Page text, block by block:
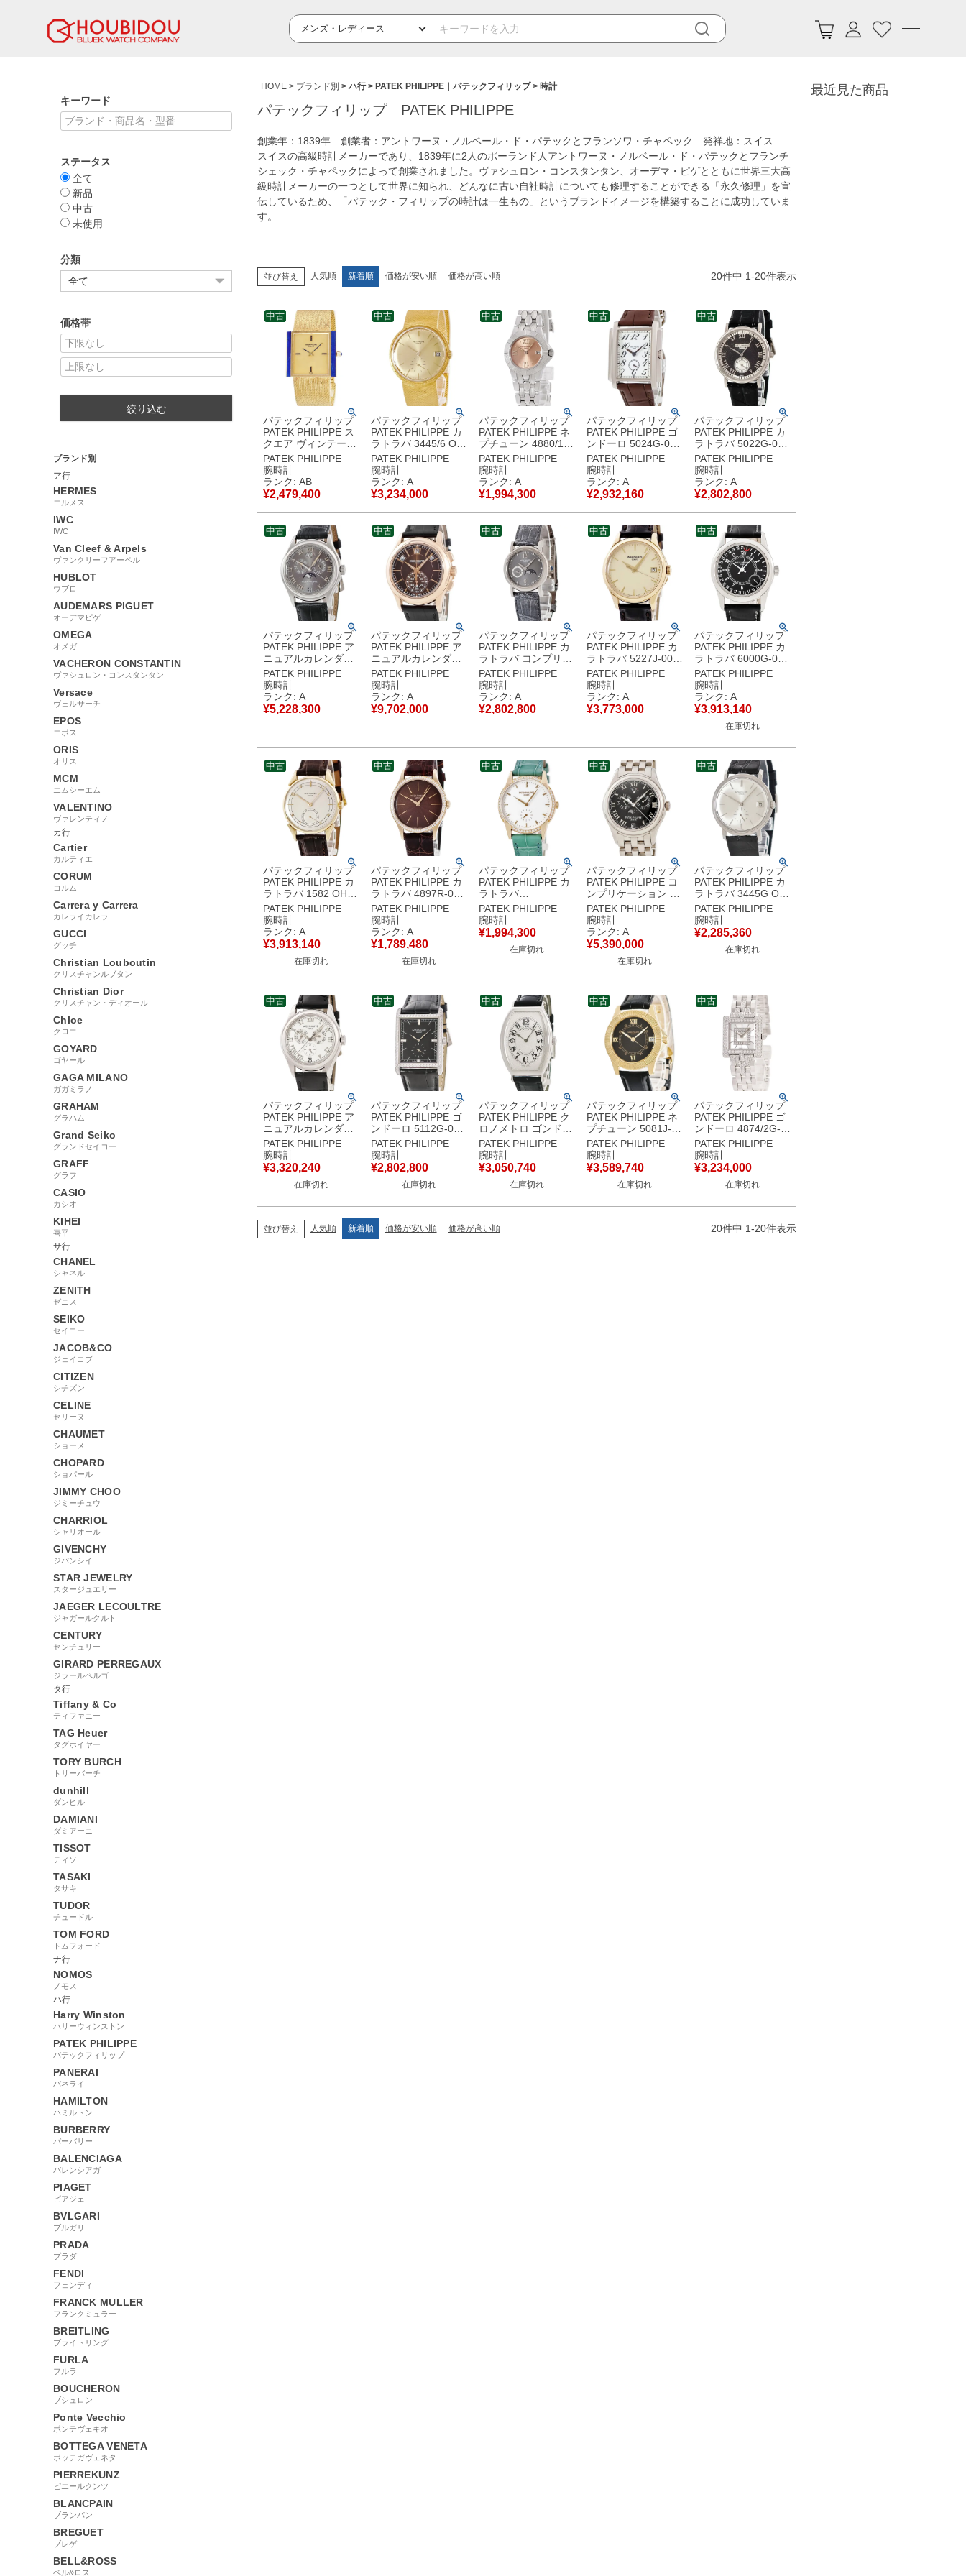
キーワード
ステータス
全て
新品
中古
未使用
分類
価格帯
絞り込む
ブランド別
ア行
HERMES
エルメス
IWC
IWC
Van Cleef & Arpels
ヴァンクリーフアーペル
HUBLOT
ウブロ
AUDEMARS PIGUET
オーデマピゲ
OMEGA
オメガ
VACHERON CONSTANTIN
ヴァシュロン・コンスタンタン
Versace
ヴェルサーチ
EPOS
エポス
ORIS
オリス
MCM
エムシーエム
VALENTINO
ヴァレンティノ
カ行
Cartier
カルティエ
CORUM
コルム
Carrera y Carrera
カレライカレラ
GUCCI
グッチ
Christian Louboutin
クリスチャンルブタン
Christian Dior
クリスチャン・ディオール
Chloe
クロエ
GOYARD
ゴヤール
GAGA MILANO
ガガミラノ
GRAHAM
グラハム
Grand Seiko
グランドセイコー
GRAFF
グラフ
CASIO
カシオ
KIHEI
喜平
サ行
CHANEL
シャネル
ZENITH
ゼニス
SEIKO
セイコー
JACOB&CO
ジェイコブ
CITIZEN
シチズン
CELINE
セリーヌ
CHAUMET
ショーメ
CHOPARD
ショパール
JIMMY CHOO
ジミーチュウ
CHARRIOL
シャリオール
GIVENCHY
ジバンシイ
STAR JEWELRY
スタージュエリー
JAEGER LECOULTRE
ジャガールクルト
CENTURY
センチュリー
GIRARD PERREGAUX
ジラールペルゴ
タ行
Tiffany & Co
ティファニー
TAG Heuer
タグホイヤー
TORY BURCH
トリーバーチ
dunhill
ダンヒル
DAMIANI
ダミアーニ
TISSOT
ティソ
TASAKI
タサキ
TUDOR
チュードル
TOM FORD
トムフォード
ナ行
NOMOS
ノモス
ハ行
Harry Winston
ハリーウィンストン
PATEK PHILIPPE
パテックフィリップ
PANERAI
パネライ
HAMILTON
ハミルトン
BURBERRY
バーバリー
BALENCIAGA
バレンシアガ
PIAGET
ピアジェ
BVLGARI
ブルガリ
PRADA
プラダ
FENDI
フェンディ
FRANCK MULLER
フランクミュラー
BREITLING
ブライトリング
FURLA
フルラ
BOUCHERON
ブシュロン
Ponte Vecchio
ポンテヴェキオ
BOTTEGA VENETA
ボッテガヴェネタ
PIERREKUNZ
ピエールクンツ
BLANCPAIN
ブランパン
BREGUET
ブレゲ
BELL&ROSS
ベル&ロス
HOME ブランド別 ハ行 PATEK PHILIPPE｜パテックフィリップ 時計
パテックフィリップ PATEK PHILIPPE
創業年：1839年 創業者：アントワーヌ・ノルベール・ド・パテックとフランソワ・チャペック 発祥地：スイス
スイスの高級時計メーカーであり、1839年に2人のポーランド人アントワーヌ・ノルベール・ド・パテックとフランチ
シェック・チャペックによって創業されました。ヴァシュロン・コンスタンタン、オーデマ・ピゲとともに世界三大高
級時計メーカーの一つとして世界に知られ、どんなに古い自社時計についても修理することができる「永久修理」を宣
伝しているため、「パテック・フィリップの時計は一生もの」というブランドイメージを構築することに成功していま
す。
並び替え 人気順 新着順 価格が安い順 価格が高い順 20件中 1-20件表示
パテックフィリップ
PATEK PHILIPPE ス
クエア ヴィンテージ
3578/1J メーカーOH
済 K18YG無垢 純正
ラピスラズリ メンズ
腕時計手巻き ゴール
ド 【中古】中古品
PATEK PHILIPPE
腕時計
ランク: AB
¥2,479,400
中古
パテックフィリップ
PATEK PHILIPPE カ
ラトラバ 3445/6 OH
済 K18YG無垢 デイ
ト スモールセコンド
ヴィンテージ メンズ
腕時計自動巻き ゴー
ルド 【中古】中古美
品
PATEK PHILIPPE
腕時計
ランク: A
¥3,234,000
中古
パテックフィリップ
PATEK PHILIPPE ネ
プチューン 4880/1A-
001 サーモン ピンク
デイト ローマン ドッ
ト レディース 腕時計
クオーツ ピンク 【中
古】中古美品
PATEK PHILIPPE
腕時計
ランク: A
¥1,994,300
中古
パテックフィリップ
PATEK PHILIPPE ゴ
ンドーロ 5024G-010
K18WG無垢 ホワイ
ト アラビア スモール
セコンド レディース
腕時計手巻き ホワイ
ト 【中古】中古美品
PATEK PHILIPPE
腕時計
ランク: A
¥2,932,160
中古
パテックフィリップ
PATEK PHILIPPE カ
ラトラバ 5022G-001
OH済 K18WG無垢 ブ
ラック スモールセコ
ンド ローマン メンズ
腕時計手巻き ブラッ
ク 【中古】中古美品
PATEK PHILIPPE
腕時計
ランク: A
¥2,802,800
中古
パテックフィリップ
PATEK PHILIPPE ア
ニュアルカレンダー
ムーンフェイズ
5056P-001 Pt950無
垢 コンプリケーショ
ン メンズ 腕時計自動
巻き グレー 【中古】
PATEK PHILIPPE
腕時計
ランク: A
¥5,228,300
中古
パテックフィリップ
PATEK PHILIPPE ア
ニュアルカレンダー
クロノグラフ
5905R-001 K18RG
無垢 ブラウン ソレイ
ユ メンズ 腕時計自動
巻き ブラウン 【中
PATEK PHILIPPE
腕時計
ランク: A
¥9,702,000
中古
パテックフィリップ
PATEK PHILIPPE カ
ラトラバ コンプリケ
ーション ムーンフェ
イズ 4857G-001 OH
済 K18WG ダイヤ レ
ディース 腕時計手巻
き グレー 【中古】中
PATEK PHILIPPE
腕時計
ランク: A
¥2,802,800
中古
パテックフィリップ
PATEK PHILIPPE カ
ラトラバ 5227J-001
K18YG無垢 アイボリ
ー ハンターケース デ
イト メンズ 腕時計自
動巻き ベージュ 【中
古】中古美品
PATEK PHILIPPE
腕時計
ランク: A
¥3,773,000
中古
パテックフィリップ
PATEK PHILIPPE カ
ラトラバ 6000G-001
K18WG無垢 黒 ポイ
ンターデイト マイク
ロローター メンズ 腕
時計自動巻き ブラッ
ク 【中古】中古美品
PATEK PHILIPPE
腕時計
ランク: A
¥3,913,140
在庫切れ
中古
パテックフィリップ
PATEK PHILIPPE カ
ラトラバ 1582 OH済
K18YG無垢 シルバー
スモールセコンド ヴ
ィンテージ メンズ 腕
時計手巻き ブラック
【中古】中古美品
PATEK PHILIPPE
腕時計
ランク: A
¥3,913,140
在庫切れ
中古
パテックフィリップ
PATEK PHILIPPE カ
ラトラバ 4897R-001
K18RG無垢 純正ダイ
ヤ チョコレート ブラ
ウン レディース 腕時
計手巻き ブラウン
【中古】中古美品
PATEK PHILIPPE
腕時計
ランク: A
¥1,789,480
在庫切れ
中古
パテックフィリップ
PATEK PHILIPPE カ
ラトラバ
7122/200R-001
K18RG無垢 純正ダイ
ヤ スモールセコンド
レディース 腕時計手
巻き ホワイト 【中
PATEK PHILIPPE
腕時計
¥1,994,300
在庫切れ
中古
パテックフィリップ
PATEK PHILIPPE コ
ンプリケーション 年
次カレンダー ムーン
フェイズ 5036/1G-
013 OH済 K18WG無
垢 メンズ 腕時計自動
巻き ブラック 【中
古】中古美品
PATEK PHILIPPE
腕時計
ランク: A
¥5,390,000
在庫切れ
中古
パテックフィリップ
PATEK PHILIPPE カ
ラトラバ 3445G OH
済 K18WG無垢 デイ
ト スモールセコンド
ヴィンテージ メンズ
腕時計自動巻き シル
バー 【中古】
PATEK PHILIPPE
腕時計
¥2,285,360
在庫切れ
中古
パテックフィリップ
PATEK PHILIPPE ア
ニュアルカレンダー
5035G-024 K18WG
無垢 年次カレンダー
トリプルカレンダー
メンズ 腕時計自動巻
き シルバー 【中古】
PATEK PHILIPPE
腕時計
¥3,320,240
在庫切れ
中古
パテックフィリップ
PATEK PHILIPPE ゴ
ンドーロ 5112G-001
K18WG無垢 純正ダ
イヤ ブラック 黒 ス
モールセコンド メン
ズ 腕時計手巻き ブラ
ック 【中古】
PATEK PHILIPPE
腕時計
¥2,802,800
在庫切れ
中古
パテックフィリップ
PATEK PHILIPPE ク
ロノメトロ ゴンドー
ロ 5098P-001 Pt950
無垢 純正ダイヤ トノ
ウ トノー アラビア
メンズ 腕時計手巻き
シルバー 【中古】
PATEK PHILIPPE
腕時計
¥3,050,740
在庫切れ
中古
パテックフィリップ
PATEK PHILIPPE ネ
プチューン 5081J-
001 OH済 K18YG無
垢 黒 デイト ローマ
ン Neptune メンズ
腕時計自動巻き ブラ
ック 【中古】
PATEK PHILIPPE
腕時計
¥3,589,740
在庫切れ
中古
パテックフィリップ
PATEK PHILIPPE ゴ
ンドーロ 4874/2G-
010 K18WG無垢 純
正ダイヤ シェル スク
エア レディース 腕時
計クオーツ シルバー
【中古】
PATEK PHILIPPE
腕時計
¥3,234,000
在庫切れ
中古
並び替え 人気順 新着順 価格が安い順 価格が高い順 20件中 1-20件表示
最近見た商品